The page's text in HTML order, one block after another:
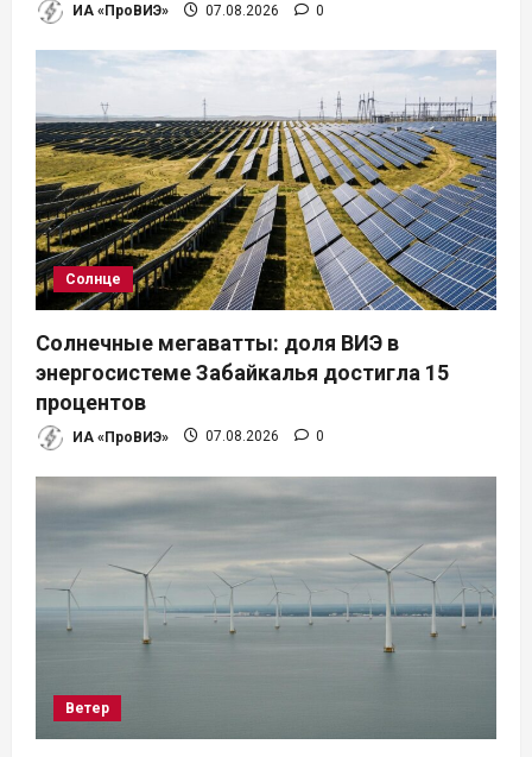
ИА «ПроВИЭ» 07.08.2026 0
Солнце
Солнечные мегаватты: доля ВИЭ в
энергосистеме Забайкалья достигла 15
процентов
ИА «ПроВИЭ» 07.08.2026 0
Ветер